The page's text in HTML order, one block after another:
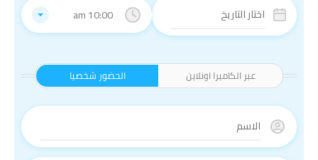
10:00 am
الحضور شخصيا عبر الكاميرا اونلاين